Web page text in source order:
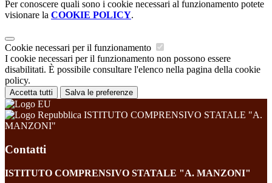
Per conoscere quali sono i cookie necessari al funzionamento potete
visionare la COOKIE POLICY.
Cookie necessari per il funzionamento
I cookie necessari per il funzionamento non possono essere
disabilitati. È possibile consultare l'elenco nella pagina della cookie
policy.
Accetta tutti Salva le preferenze
ISTITUTO COMPRENSIVO STATALE "A.
MANZONI"
Contatti
ISTITUTO COMPRENSIVO STATALE "A. MANZONI"